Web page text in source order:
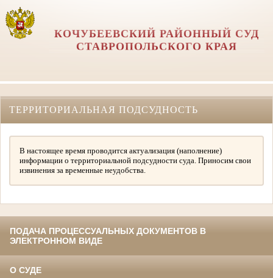
КОЧУБЕЕВСКИЙ РАЙОННЫЙ СУД
СТАВРОПОЛЬСКОГО КРАЯ
ТЕРРИТОРИАЛЬНАЯ ПОДСУДНОСТЬ
В настоящее время проводится актуализация (наполнение)
информации о территориальной подсудности суда. Приносим свои
извинения за временные неудобства.
ПОДАЧА ПРОЦЕССУАЛЬНЫХ ДОКУМЕНТОВ В
ЭЛЕКТРОННОМ ВИДЕ
О СУДЕ